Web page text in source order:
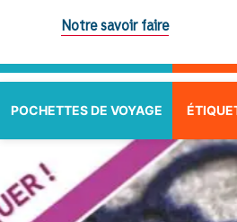
Notre savoir faire
POCHETTES DE VOYAGE